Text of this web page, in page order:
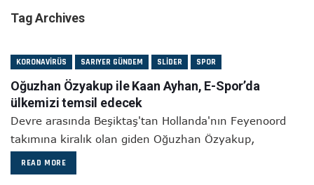
Tag Archives
KORONAVIRÜS SARIYER GÜNDEM SLIDER SPOR
Oğuzhan Özyakup ile Kaan Ayhan, E-Spor’da
ülkemizi temsil edecek
Devre arasında Beşiktaş'tan Hollanda'nın Feyenoord
takımına kiralık olan giden Oğuzhan Özyakup,
READ MORE